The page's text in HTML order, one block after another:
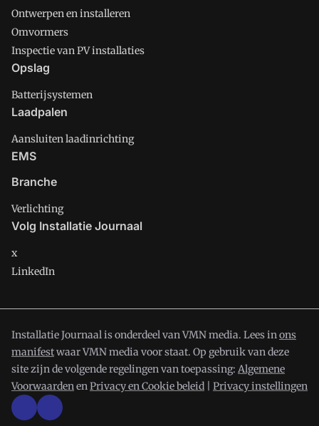
Ontwerpen en installeren
Omvormers
Inspectie van PV installaties
Opslag
Batterijsystemen
Laadpalen
Aansluiten laadinrichting
EMS
Branche
Verlichting
Volg Installatie Journaal
x
LinkedIn
Installatie Journaal is onderdeel van VMN media. Lees inons
manifestwaar VMN media voor staat. Op gebruik van deze
site zijn de volgende regelingen van toepassing: Algemene
VoorwaardenenPrivacy en Cookie beleid Privacy instellingen